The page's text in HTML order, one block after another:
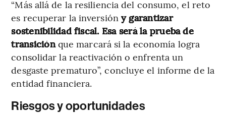
“Más allá de la resiliencia del consumo, el reto
es recuperar la inversión y garantizar
sostenibilidad fiscal. Esa será la prueba de
transiciónque marcará si la economía logra
consolidar la reactivación o enfrenta un
desgaste prematuro”, concluye el informe de la
entidad financiera.
Riesgos y oportunidades